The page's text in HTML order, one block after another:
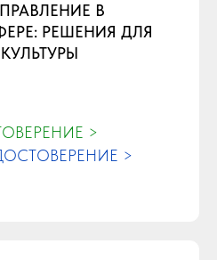
В
РЕШЕНИЯ ДЛЯ
>
>